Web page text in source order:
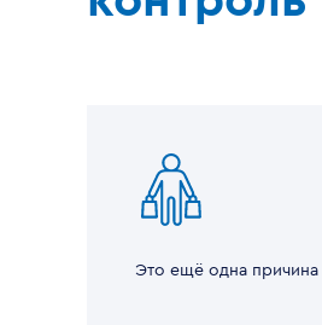
Это ещё одна причина